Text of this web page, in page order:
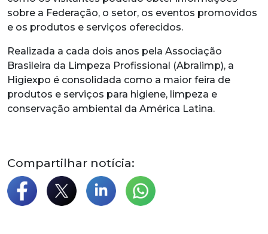
sobre a Federação, o setor, os eventos promovidos
e os produtos e serviços oferecidos.
Realizada a cada dois anos pela Associação
Brasileira da Limpeza Profissional (Abralimp), a
Higiexpo é consolidada como a maior feira de
produtos e serviços para higiene, limpeza e
conservação ambiental da América Latina.
Compartilhar notícia: